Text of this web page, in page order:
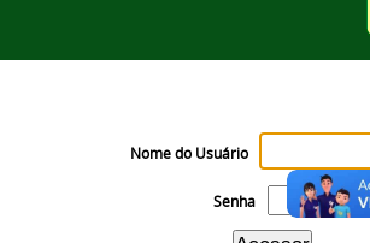
Nome do Usuário
Senha